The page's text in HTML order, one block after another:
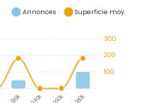
300
200
100
Annonces Superficie moy.